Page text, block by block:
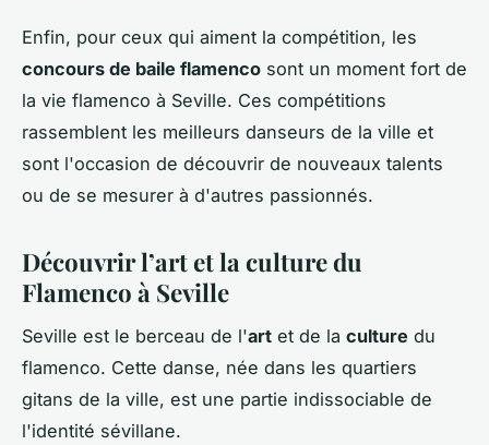
Enfin, pour ceux qui aiment la compétition, les
concours de baile flamenco sont un moment fort de
la vie flamenco à Seville. Ces compétitions
rassemblent les meilleurs danseurs de la ville et
sont l'occasion de découvrir de nouveaux talents
ou de se mesurer à d'autres passionnés.
Découvrir l’art et la culture du
Flamenco à Seville
Seville est le berceau de l'art et de la culture du
flamenco. Cette danse, née dans les quartiers
gitans de la ville, est une partie indissociable de
l'identité sévillane.